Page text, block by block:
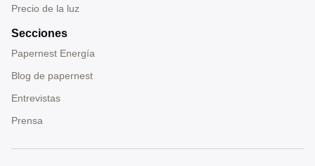
Precio de la luz
Secciones
Papernest Energía
Blog de papernest
Entrevistas
Prensa